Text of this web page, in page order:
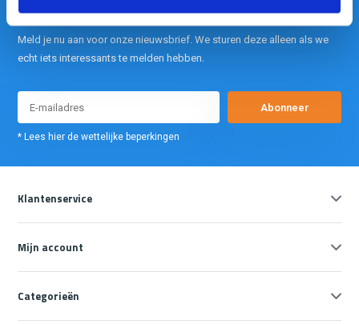
Meld je nu aan voor onze nieuwsbrief. We sturen deze alleen als we
echt iets interessants te melden hebben.
Abonneer
* Lees hier de wettelijke beperkingen
Klantenservice
Mijn account
Categorieën